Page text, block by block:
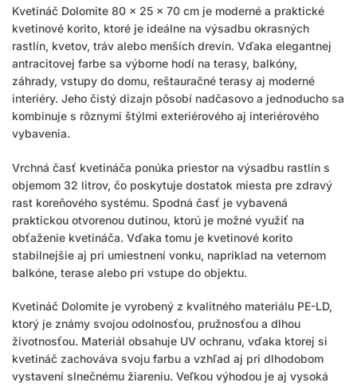
Kvetináč Dolomite 80 × 25 × 70 cm je moderné a praktické
kvetinové korito, ktoré je ideálne na výsadbu okrasných
rastlín, kvetov, tráv alebo menších drevín. Vďaka elegantnej
antracitovej farbe sa výborne hodí na terasy, balkóny,
záhrady, vstupy do domu, reštauračné terasy aj moderné
interiéry. Jeho čistý dizajn pôsobí nadčasovo a jednoducho sa
kombinuje s rôznymi štýlmi exteriérového aj interiérového
vybavenia.
Vrchná časť kvetináča ponúka priestor na výsadbu rastlín s
objemom 32 litrov, čo poskytuje dostatok miesta pre zdravý
rast koreňového systému. Spodná časť je vybavená
praktickou otvorenou dutinou, ktorú je možné využiť na
obťaženie kvetináča. Vďaka tomu je kvetinové korito
stabilnejšie aj pri umiestnení vonku, napríklad na veternom
balkóne, terase alebo pri vstupe do objektu.
Kvetináč Dolomite je vyrobený z kvalitného materiálu PE-LD,
ktorý je známy svojou odolnosťou, pružnosťou a dlhou
životnosťou. Materiál obsahuje UV ochranu, vďaka ktorej si
kvetináč zachováva svoju farbu a vzhľad aj pri dlhodobom
vystavení slnečnému žiareniu. Veľkou výhodou je aj vysoká